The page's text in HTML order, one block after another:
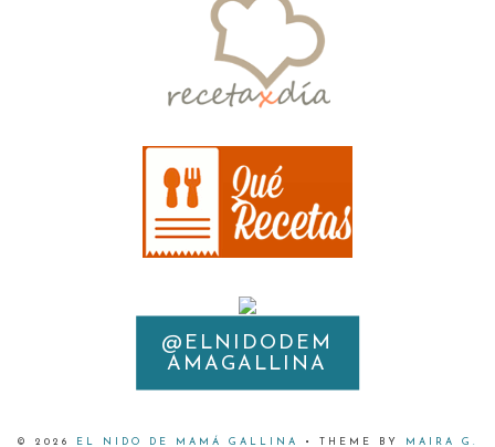
INSTAGRAM
@ELNIDODEM
AMAGALLINA
© 2026 EL NIDO DE MAMÁ GALLINA • THEME BY MAIRA G.